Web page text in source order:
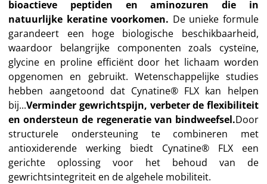
bioactieve peptiden en aminozuren die in
natuurlijke keratine voorkomen. De unieke formule
garandeert een hoge biologische beschikbaarheid,
waardoor belangrijke componenten zoals cysteïne,
glycine en proline efficiënt door het lichaam worden
opgenomen en gebruikt. Wetenschappelijke studies
hebben aangetoond dat Cynatine® FLX kan helpen
bij...Verminder gewrichtspijn, verbeter de flexibiliteit
en ondersteun de regeneratie van bindweefsel.Door
structurele ondersteuning te combineren met
antioxiderende werking biedt Cynatine® FLX een
gerichte oplossing voor het behoud van de
gewrichtsintegriteit en de algehele mobiliteit.